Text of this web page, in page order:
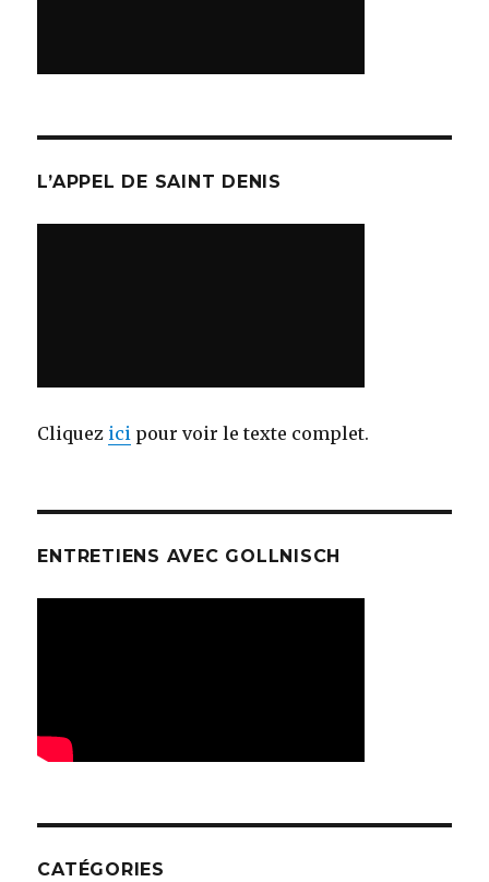
L’APPEL DE SAINT DENIS
Cliquez ici pour voir le texte complet.
ENTRETIENS AVEC GOLLNISCH
CATÉGORIES